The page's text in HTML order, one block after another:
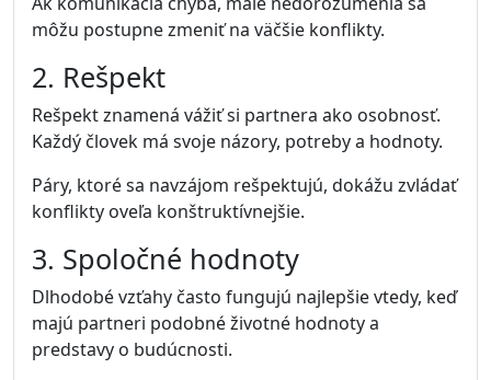
môžu postupne zmeniť na väčšie konflikty.
2. Rešpekt
Rešpekt znamená vážiť si partnera ako osobnosť.
Každý človek má svoje názory, potreby a hodnoty.
Páry, ktoré sa navzájom rešpektujú, dokážu zvládať
konflikty oveľa konštruktívnejšie.
3. Spoločné hodnoty
Dlhodobé vzťahy často fungujú najlepšie vtedy, keď
majú partneri podobné životné hodnoty a
predstavy o budúcnosti.